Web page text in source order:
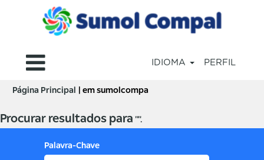
IDIOMA PERFIL
Página Principal em sumolcompa
Procurar resultados para "".
Palavra-Chave